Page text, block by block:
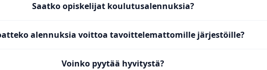
Saatko opiskelijat koulutusalennuksia?
alennuksia voittoa tavoittelemattomille järjestöille?
Voinko pyytää hyvitystä?